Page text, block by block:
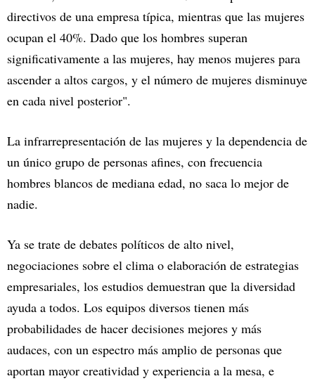
directivos de una empresa típica, mientras que las mujeres
ocupan el 40%. Dado que los hombres superan
significativamente a las mujeres, hay menos mujeres para
ascender a altos cargos, y el número de mujeres disminuye
en cada nivel posterior".
La infrarrepresentación de las mujeres y la dependencia de
un único grupo de personas afines, con frecuencia
hombres blancos de mediana edad, no saca lo mejor de
nadie.
Ya se trate de debates políticos de alto nivel,
negociaciones sobre el clima o elaboración de estrategias
empresariales, los estudios demuestran que la diversidad
ayuda a todos. Los equipos diversos tienen más
probabilidades de hacer decisiones mejores y más
audaces, con un espectro más amplio de personas que
aportan mayor creatividad y experiencia a la mesa, e